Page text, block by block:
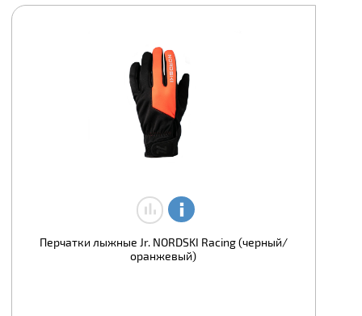
Перчатки лыжные Jr. NORDSKI Racing (черный/
оранжевый)